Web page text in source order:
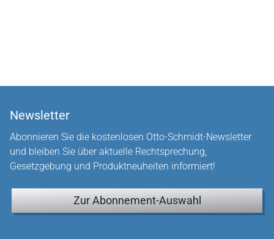
Newsletter
Abonnieren Sie die kostenlosen Otto-Schmidt-Newsletter
und bleiben Sie über aktuelle Rechtsprechung,
Gesetzgebung und Produktneuheiten informiert!
Zur Abonnement-Auswahl